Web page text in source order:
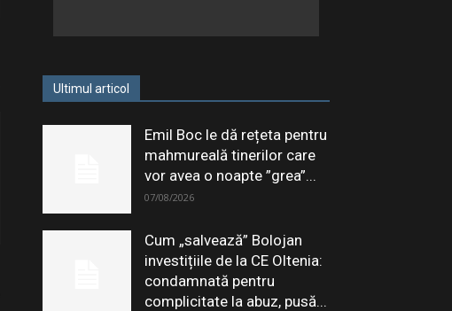
Ultimul articol
Emil Boc le dă rețeta pentru
mahmureală tinerilor care
vor avea o noapte ”grea”...
07/08/2026
Cum „salvează” Bolojan
investițiile de la CE Oltenia:
condamnată pentru
complicitate la abuz, pusă...